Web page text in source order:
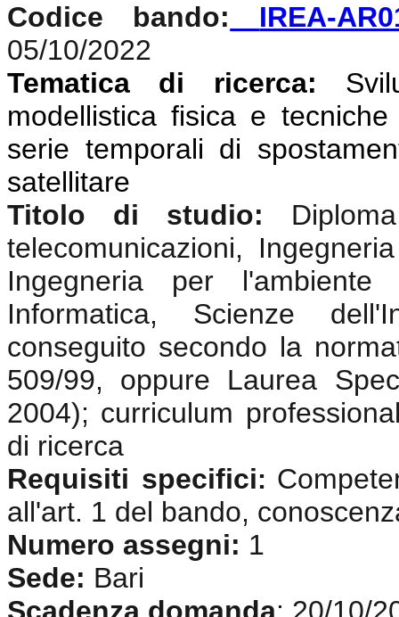
Codice bando:
IREA-
05/10/2022
Tematica di ricerca:
modellistica fisica e
serie temporali di
satellitare
Titolo di studio:
telecomunicazioni,
Ingegneria per
Informatica, Scienze
conseguito secondo la
509/99, oppure Laurea
2004); curriculum
di ricerca
Requisiti specifici:
all'art. 1 del bando,
Numero assegni: 1
Sede: Bari